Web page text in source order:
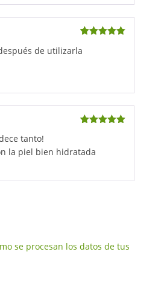
de utilizarla
tanto!
la piel bien hidratada
se procesan los datos de tus